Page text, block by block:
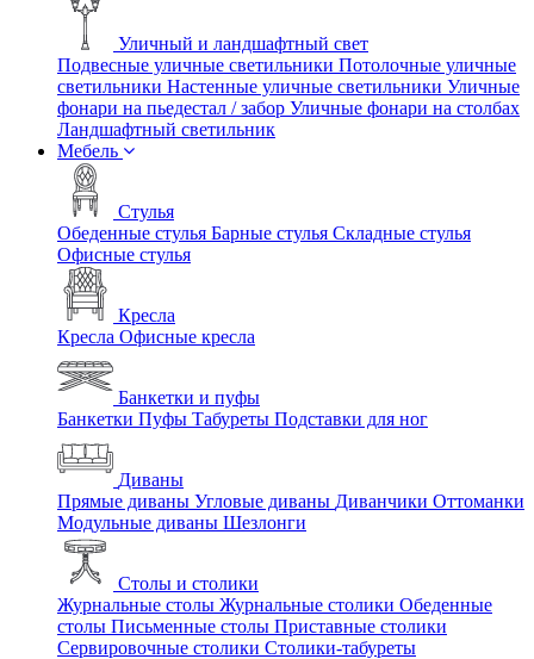
Уличный и ландшафтный свет
Подвесные уличные светильники Потолочные уличные
светильники Настенные уличные светильники Уличные
фонари на пьедестал / забор Уличные фонари на столбах
Ландшафтный светильник
Мебель
Стулья
Обеденные стулья Барные стулья Складные стулья
Офисные стулья
Кресла
Кресла Офисные кресла
Банкетки и пуфы
Банкетки Пуфы Табуреты Подставки для ног
Диваны
Прямые диваны Угловые диваны Диванчики Оттоманки
Модульные диваны Шезлонги
Столы и столики
Журнальные столы Журнальные столики Обеденные
столы Письменные столы Приставные столики
Сервировочные столики Столики-табуреты